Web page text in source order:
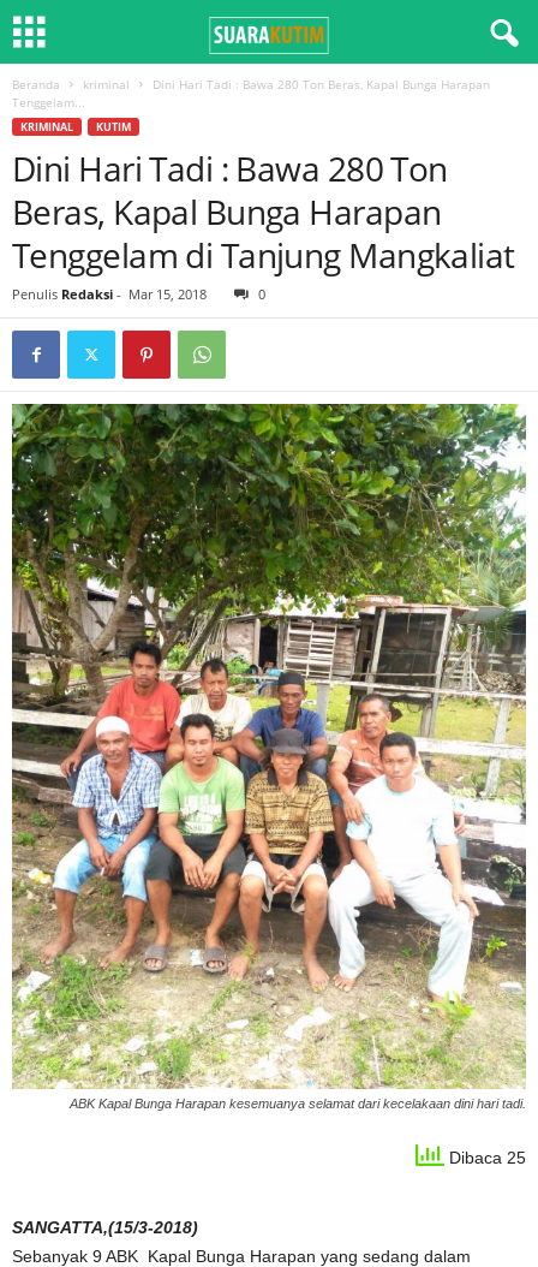
Beranda kriminal
Dini Hari Tadi : Bawa 280 Ton Beras, Kapal Bunga Harapan
Tenggelam...
KRIMINAL KUTIM
Dini Hari Tadi : Bawa 280 Ton
Beras, Kapal Bunga Harapan
Tenggelam di Tanjung Mangkaliat
Penulis Redaksi - Mar 15, 2018 0
ABK Kapal Bunga Harapan kesemuanya selamat dari kecelakaan dini hari tadi.
Dibaca 25
SANGATTA,(15/3-2018)
Sebanyak 9 ABK Kapal Bunga Harapan yang sedang dalam